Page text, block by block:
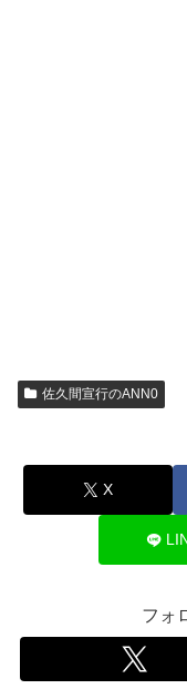
佐久間宣行のANN0
X
フォ